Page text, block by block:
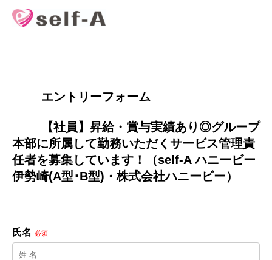
        エントリーフォーム
本部に所属して勤務いただくサービス管理責
任者を募集しています！（self-A ハニービー
伊勢崎(A型･B型)・株式会社ハニービー）
氏名 必須